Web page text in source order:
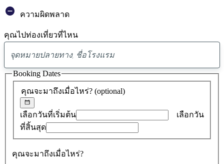
ความผิดพลาด
คุณไปท่องเที่ยวที่ไหน
พบ
ข้อ
เสนอ
0
คุณจะมาถึงเมื่อไหร่? (optional)
เลือกวันที่เริ่มต้น
เลือกวัน
ที่สิ้นสุด
คุณจะมาถึงเมื่อไหร่?
Booking Dates